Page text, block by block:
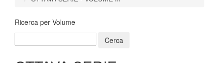
Ricerca per Volume